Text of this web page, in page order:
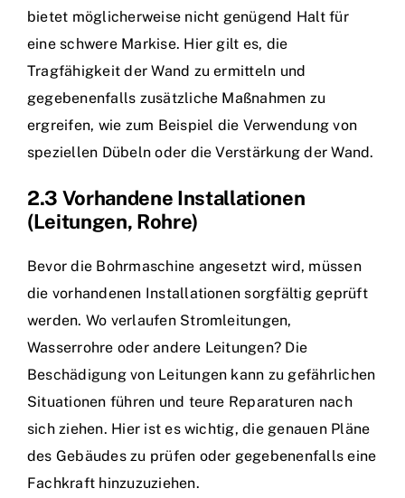
bietet möglicherweise nicht genügend Halt für
eine schwere Markise. Hier gilt es, die
Tragfähigkeit der Wand zu ermitteln und
gegebenenfalls zusätzliche Maßnahmen zu
ergreifen, wie zum Beispiel die Verwendung von
speziellen Dübeln oder die Verstärkung der Wand.
2.3 Vorhandene Installationen
(Leitungen, Rohre)
Bevor die Bohrmaschine angesetzt wird, müssen
die vorhandenen Installationen sorgfältig geprüft
werden. Wo verlaufen Stromleitungen,
Wasserrohre oder andere Leitungen? Die
Beschädigung von Leitungen kann zu gefährlichen
Situationen führen und teure Reparaturen nach
sich ziehen. Hier ist es wichtig, die genauen Pläne
des Gebäudes zu prüfen oder gegebenenfalls eine
Fachkraft hinzuzuziehen.